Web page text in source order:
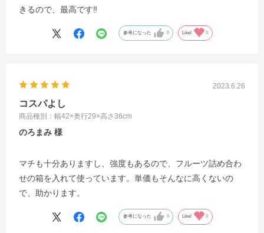
きるので、最高です‼️
参考になった 0 Like! 0
2023.6.26
コスパよし
商品種別：幅42×奥行29×高さ36cm
のろまみ
マチも十分ありますし、強度もあるので、フルーツ詰め合わ
せの箱を入れて使っています。単価もそんなに高くないの
で、助かります。
参考になった 0 Like! 0